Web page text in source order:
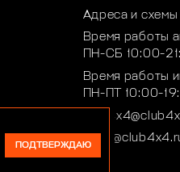
Адреса и
Время работы
ПН-СБ 10:00-
Время работы
ПН-ПТ 10:00-
ПОДТВЕРЖДАЮ